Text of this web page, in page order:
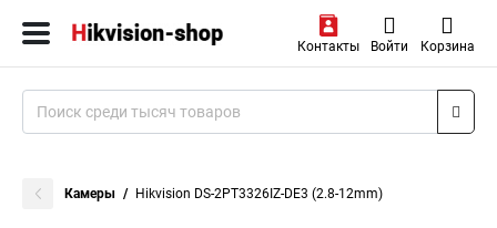
Контакты Войти Корзина
Камеры Hikvision DS-2PT3326IZ-DE3 (2.8-12mm)